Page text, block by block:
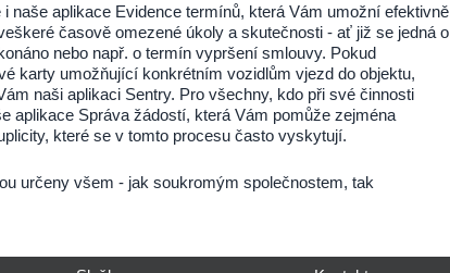
naše aplikace Evidence termínů, která Vám umožní efektivně
časově omezené úkoly a skutečnosti - ať již se jedná o
nebo např. o termín vypršení smlouvy. Pokud
karty umožňující konkrétním vozidlům vjezd do objektu,
naši aplikaci Sentry. Pro všechny, kdo při své činnosti
aplikace Správa žádostí, která Vám pomůže zejména
které se v tomto procesu často vyskytují.
určeny všem - jak soukromým společnostem, tak